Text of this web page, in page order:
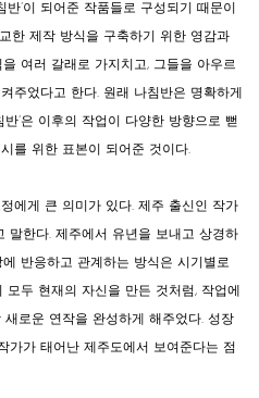
’이 되어준 작품들로 구성되기 때문이
한 제작 방식을 구축하기 위한 영감과
여러 갈래로 가지치고, 그들을 아우르
주었다고 한다. 원래 나침반은 명확하게
’은 이후의 작업이 다양한 방향으로 뻗
를 위한 표본이 되어준 것이다.
에게 큰 의미가 있다. 제주 출신인 작가
말한다. 제주에서 유년을 보내고 상경하
반응하고 관계하는 방식은 시기별로
두 현재의 자신을 만든 것처럼, 작업에
로운 연작을 완성하게 해주었다. 성장
가가 태어난 제주도에서 보여준다는 점